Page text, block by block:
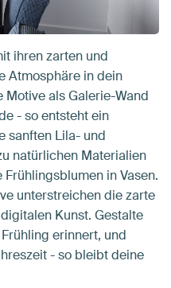
ihren zarten und
Atmosphäre in dein
als Galerie-Wand
- so entsteht ein
sanften Lila- und
natürlichen Materialien
in Vasen.
unterstreichen die zarte
Kunst. Gestalte
erinnert, und
- so bleibt deine